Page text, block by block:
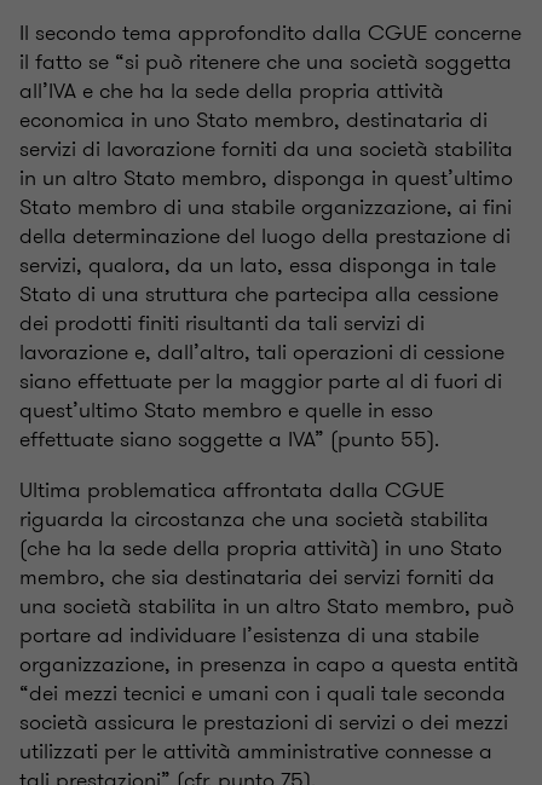
Il secondo tema approfondito dalla CGUE concerne
il fatto se “si può ritenere che una società soggetta
all’IVA e che ha la sede della propria attività
economica in uno Stato membro, destinataria di
servizi di lavorazione forniti da una società stabilita
in un altro Stato membro, disponga in quest’ultimo
Stato membro di una stabile organizzazione, ai fini
della determinazione del luogo della prestazione di
servizi, qualora, da un lato, essa disponga in tale
Stato di una struttura che partecipa alla cessione
dei prodotti finiti risultanti da tali servizi di
lavorazione e, dall’altro, tali operazioni di cessione
siano effettuate per la maggior parte al di fuori di
quest’ultimo Stato membro e quelle in esso
effettuate siano soggette a IVA” (punto 55).
Ultima problematica affrontata dalla CGUE
riguarda la circostanza che una società stabilita
(che ha la sede della propria attività) in uno Stato
membro, che sia destinataria dei servizi forniti da
una società stabilita in un altro Stato membro, può
portare ad individuare l’esistenza di una stabile
organizzazione, in presenza in capo a questa entità
“dei mezzi tecnici e umani con i quali tale seconda
società assicura le prestazioni di servizi o dei mezzi
utilizzati per le attività amministrative connesse a